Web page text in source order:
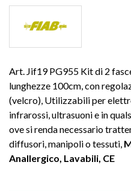
Art. Jif19 PG955 Kit di 2
lunghezze 100cm, con
(velcro), Utilizzabili per
infrarossi, ultrasuoni e in
ove si renda necessario
diffusori, manipoli o tessuti,
Anallergico, Lavabili, CE